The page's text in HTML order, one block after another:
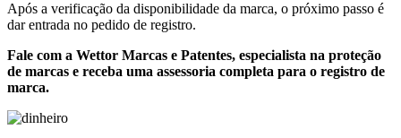
Após a verificação da disponibilidade da marca, o próximo passo é
dar entrada no pedido de registro.
Fale com a Wettor Marcas e Patentes, especialista na proteção
de marcas e receba uma assessoria completa para o registro de
marca.